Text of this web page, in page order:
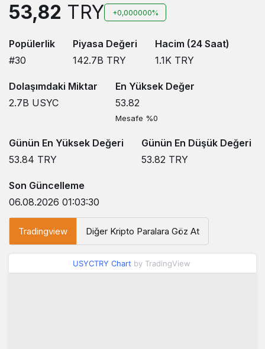
53,82 TRY +0,000000%
Popülerlik
#30
Piyasa Değeri
142.7B TRY
Hacim (24 Saat)
1.1K TRY
Dolaşımdaki Miktar
2.7B USYC
En Yüksek Değer
53.82
Mesafe %0
Günün En Yüksek Değeri
53.84 TRY
Günün En Düşük Değeri
53.82 TRY
Son Güncelleme
06.08.2026 01:03:30
Tradingview Diğer Kripto Paralara Göz At
USYCTRY Chart by TradingView